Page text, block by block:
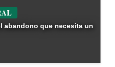
abandono que necesita un